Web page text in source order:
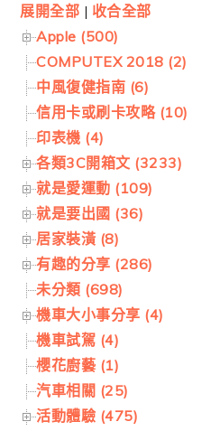
展開全部 | 收合全部
Apple (500)
COMPUTEX 2018 (2)
中風復健指南 (6)
信用卡或刷卡攻略 (10)
印表機 (4)
各類3C開箱文 (3233)
就是愛運動 (109)
就是要出國 (36)
居家裝潢 (8)
有趣的分享 (286)
未分類 (698)
機車大小事分享 (4)
機車試駕 (4)
櫻花廚藝 (1)
汽車相關 (25)
活動體驗 (475)